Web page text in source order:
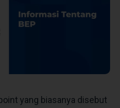
yang biasanya disebut